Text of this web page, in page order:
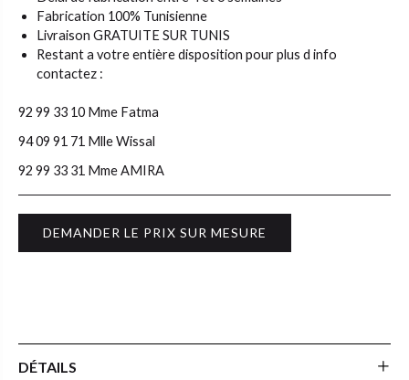
Fabrication 100% Tunisienne
Livraison GRATUITE SUR TUNIS
Restant a votre entière disposition pour plus d info
contactez :
92 99 33 10 Mme Fatma
94 09 91 71 Mlle Wissal
92 99 33 31 Mme AMIRA
DEMANDER LE PRIX SUR MESURE
DÉTAILS